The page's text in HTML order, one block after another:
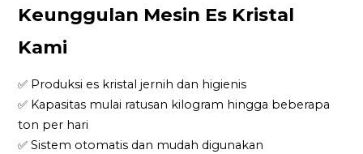
Keunggulan Mesin Es Kristal
Kami
✅ Produksi es kristal jernih dan higienis
✅ Kapasitas mulai ratusan kilogram hingga beberapa
ton per hari
✅ Sistem otomatis dan mudah digunakan